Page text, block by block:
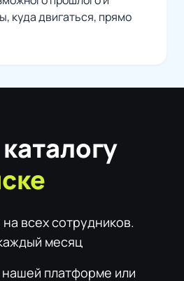
куда двигаться, прямо
всех сотрудников.
месяц
платформе или